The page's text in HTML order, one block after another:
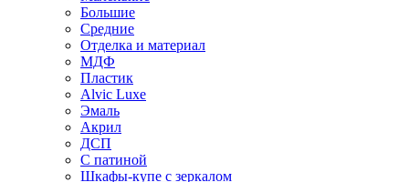
Большие
Средние
Отделка и материал
МДФ
Пластик
Alvic Luxe
Эмаль
Акрил
ДСП
С патиной
Шкафы-купе с зеркалом